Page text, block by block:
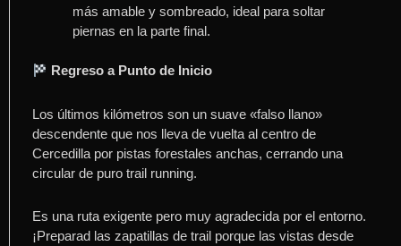
más amable y sombreado, ideal para soltar
piernas en la parte final.
Regreso a Punto de Inicio
Los últimos kilómetros son un suave «falso llano»
descendente que nos lleva de vuelta al centro de
Cercedilla por pistas forestales anchas, cerrando una
circular de puro trail running.
Es una ruta exigente pero muy agradecida por el entorno.
¡Preparad las zapatillas de trail porque las vistas desde